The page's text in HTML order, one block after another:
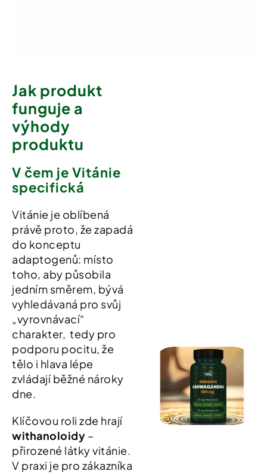
Jak produkt
funguje a
výhody
produktu
V čem je Vitánie
specifická
Vitánie je oblíbená
právě proto, že zapadá
do konceptu
adaptogenů: místo
toho, aby působila
jedním směrem, bývá
vyhledávaná pro svůj
„vyrovnávací“
charakter, tedy pro
podporu pocitu, že
tělo i hlava lépe
zvládají běžné nároky
dne.
Klíčovou roli zde hrají
withanoloidy –
přirozené látky vitánie.
V praxi je pro zákazníka